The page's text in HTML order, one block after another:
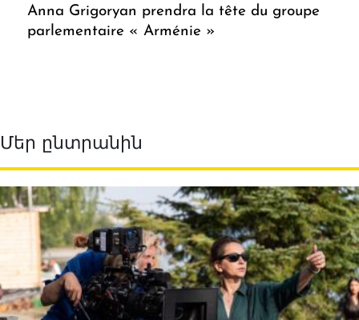
Anna Grigoryan prendra la tête du groupe
parlementaire « Arménie »
Մեր ընտրանին